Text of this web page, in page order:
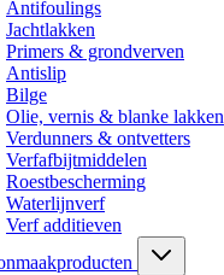
Antifoulings
Jachtlakken
Primers & grondverven
Antislip
Bilge
Olie, vernis & blanke lakken
Verdunners & ontvetters
Verfafbijtmiddelen
Roestbescherming
Waterlijnverf
Verf additieven